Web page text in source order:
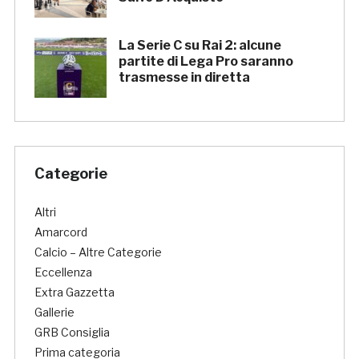
La Serie C su Rai 2: alcune
partite di Lega Pro saranno
trasmesse in diretta
Categorie
Altri
Amarcord
Calcio – Altre Categorie
Eccellenza
Extra Gazzetta
Gallerie
GRB Consiglia
Prima categoria